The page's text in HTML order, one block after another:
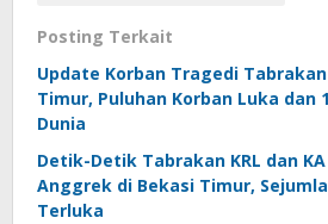
Posting Terkait
Update Korban Tragedi
Timur, Puluhan Korban Luka dan
Dunia
Detik-Detik Tabrakan KRL dan
Anggrek di Bekasi Timur,
Terluka